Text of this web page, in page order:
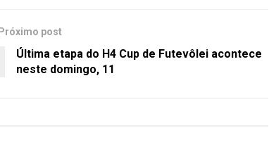
post
Última etapa do H4 Cup de Futevôlei acontece
neste domingo, 11